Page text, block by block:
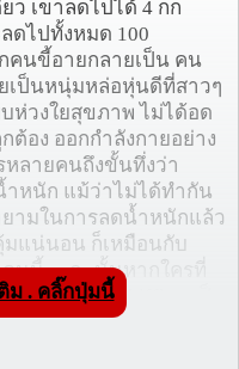
ว เขาลดไปได้ 4 กก
ดไปทั้งหมด 100
คนขี้อายกลายเป็น คน
เป็นหนุ่มหล่อหุ่นดีที่สาวๆ
ห่วงใยสุขภาพ ไม่ได้อด
ต้อง ออกกำลังกายอย่าง
หลายคนถึงขั้นทึ่งว่า
ำหนัก แม้ว่าไม่ได้ทำกัน
ามในการลดน้ำหนักแล้ว
มแน่นอน ก็เหมือนกับ
คนนี้… ฉะนั้นหากใครที่
อง Austin Shifflett เป็น
ขภาพดีขึ้นแล้ว ก็ยังดูดี
ม . คลิ๊กปุ่มนี้